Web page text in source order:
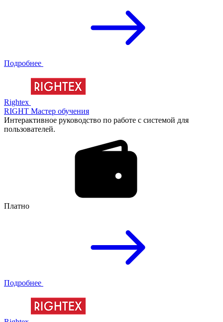
Подробнее
Rightex
RIGHT Мастер обучения
Интерактивное руководство по работе с системой для
пользователей.
Платно
Подробнее